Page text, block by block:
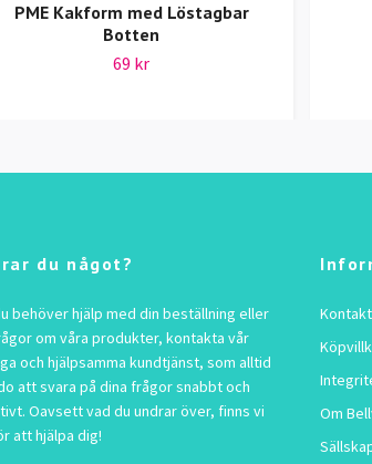
PME Kakform med Löstagbar
Botten
69 kr
du något?
behöver hjälp med din beställning eller
om våra produkter, kontakta vår
och hjälpsamma kundtjänst, som alltid
att svara på dina frågor snabbt och
Oavsett vad du undrar över, finns vi
att hjälpa dig!
Kontakt
Om